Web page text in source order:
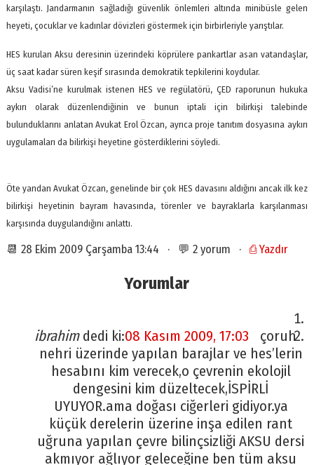
karşılaştı. Jandarmanın sağladığı güvenlik önlemleri altında minibüsle gelen
heyeti, çocuklar ve kadınlar dövizleri göstermek için birbirleriyle yarıştılar.
HES kurulan Aksu deresinin üzerindeki köprülere pankartlar asan vatandaşlar,
üç saat kadar süren keşif sırasında demokratik tepkilerini koydular.
Aksu Vadisi’ne kurulmak istenen HES ve regülatörü, ÇED raporunun hukuka
aykırı olarak düzenlendiğinin ve bunun iptali için bilirkişi talebinde
bulunduklarını anlatan Avukat Erol Özcan, ayrıca proje tanıtım dosyasına aykırı
uygulamaları da bilirkişi heyetine gösterdiklerini söyledi.
Öte yandan Avukat Özcan, genelinde bir çok HES davasını aldığını ancak ilk kez
bilirkişi heyetinin bayram havasında, törenler ve bayraklarla karşılanması
karşısında duygulandığını anlattı.
📆 28 Ekim 2009 Çarşamba 13:44 · 💬 2 yorum · ⎙ Yazdır
Yorumlar
ibrahim dedi ki:08 Kasım 2009, 17:03
çoruh
nehri üzerinde yapılan barajlar ve hes’lerin
hesabını kim verecek,o çevrenin ekolojil
dengesini kim düzeltecek,İSPİRLİ
UYUYOR.ama doğası ciğerleri gidiyor.ya
küçük derelerin üzerine inşa edilen rant
uğruna yapılan çevre bilinçsizliği AKSU dersi
akmıyor ağlıyor geleceğine ben tüm aksu